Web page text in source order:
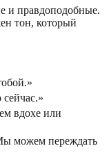
и правдоподобные.
тон, который
вдохе или
можем переждать